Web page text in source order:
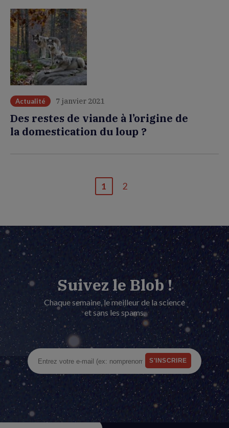
Actualité 7 janvier 2021
Des restes de viande à l’origine de
la domestication du loup ?
Page
1
Dernière
2
Suivez le Blob !
Chaque semaine, le meilleur de la science
et sans les spams.